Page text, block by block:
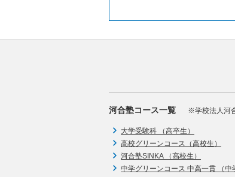
河合塾コース一覧 ※学校法人河
大学受験科 （高卒生）
高校グリーンコース（高校生）
河合塾SINKA （高校生）
中学グリーンコース 中高一貫 （中